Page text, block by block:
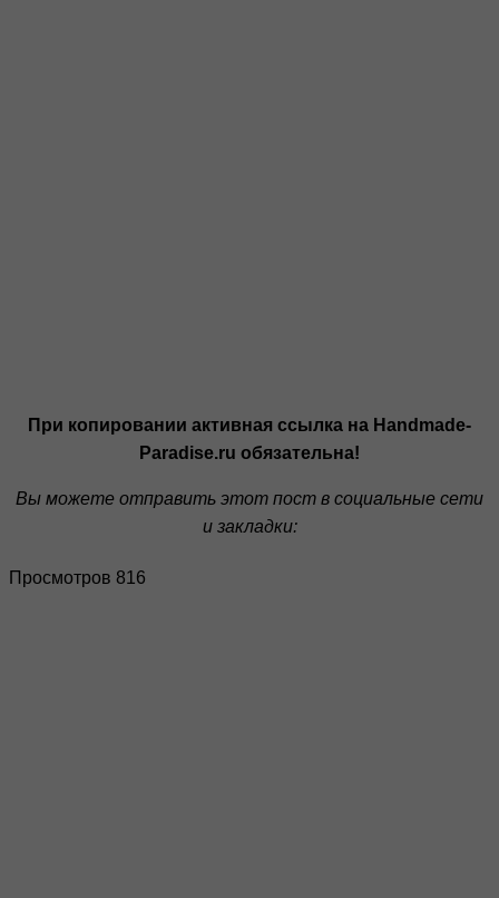
При копировании активная ссылка на Handmade-
Paradise.ru обязательна!
Вы можете отправить этот пост в социальные сети
и закладки:
Просмотров 816